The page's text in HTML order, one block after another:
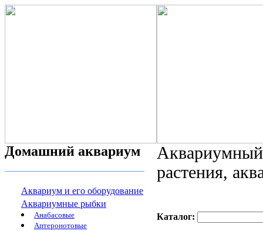
Домашний аквариум
Аквариум и его оборудование
Аквариумные рыбки
Анабасовые
Аптеронотовые
растения,
Каталог: